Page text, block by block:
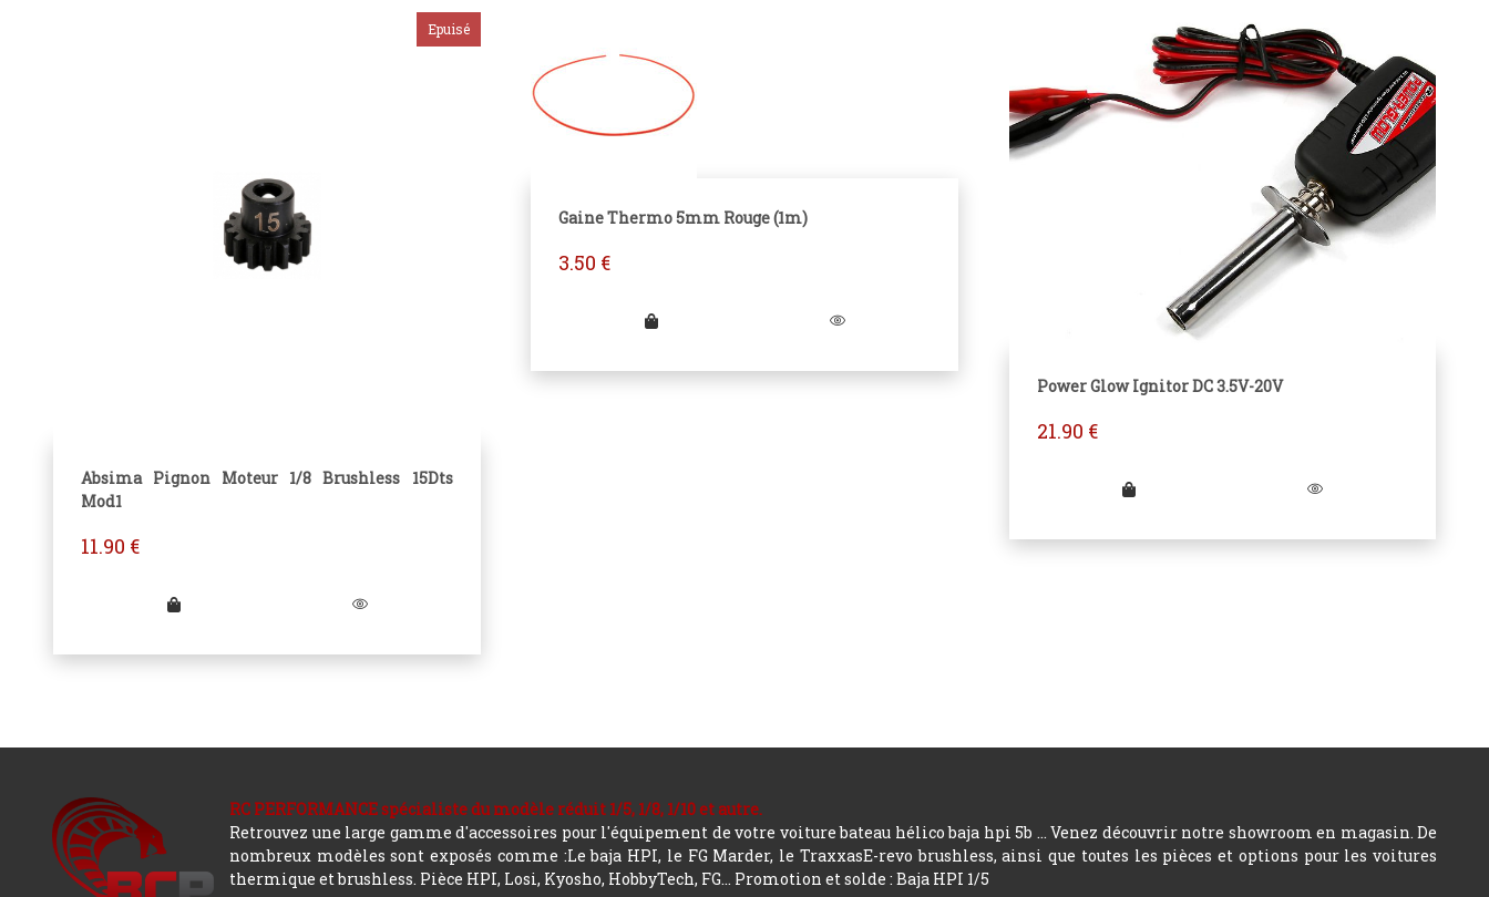
Absima Pignon Moteur 1/8 Brushless 15Dts
Mod1
11.90 €
Gaine Thermo 5mm Rouge (1m)
3.50 €
Power Glow Ignitor DC 3.5V-20V
21.90 €
RC PERFORMANCE spécialiste du modèle réduit 1/5, 1/8, 1/10 et autre.
Retrouvez une large gamme d'accessoires pour l'équipement de votre voiture bateau hélico baja hpi 5b ... Venez découvrir notre showroom en magasin. De
nombreux modèles sont exposés comme :Le baja HPI, le FG Marder, le TraxxasE-revo brushless, ainsi que toutes les pièces et options pour les voitures
thermique et brushless. Pièce HPI, Losi, Kyosho, HobbyTech, FG... Promotion et solde : Baja HPI 1/5